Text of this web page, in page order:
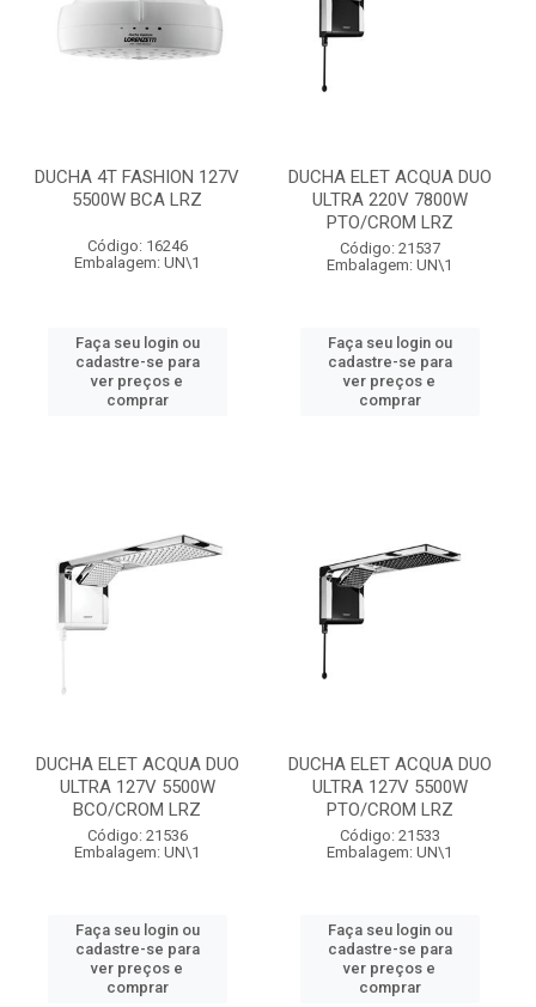
DUCHA 4T FASHION 127V
5500W BCA LRZ
Código: 16246
Embalagem: UN\1
Faça seu login ou
cadastre-se para
ver preços e
comprar
DUCHA ELET ACQUA DUO
ULTRA 220V 7800W
PTO/CROM LRZ
Código: 21537
Embalagem: UN\1
Faça seu login ou
cadastre-se para
ver preços e
comprar
DUCHA ELET ACQUA DUO
ULTRA 127V 5500W
BCO/CROM LRZ
Código: 21536
Embalagem: UN\1
Faça seu login ou
cadastre-se para
ver preços e
comprar
DUCHA ELET ACQUA DUO
ULTRA 127V 5500W
PTO/CROM LRZ
Código: 21533
Embalagem: UN\1
Faça seu login ou
cadastre-se para
ver preços e
comprar